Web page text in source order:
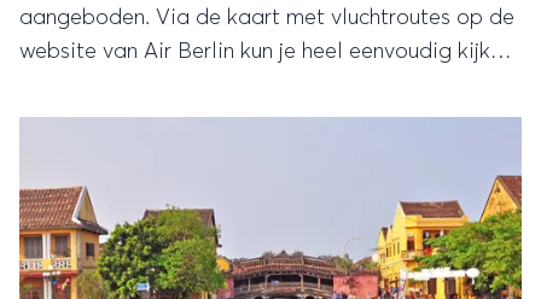
aangeboden. Via de kaart met vluchtroutes op de
website van Air Berlin kun je heel eenvoudig kijken
om op die manier een aantal prijzen met elkaar te